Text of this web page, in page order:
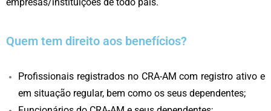
Quem tem direito aos benefícios?
Profissionais registrados no CRA-AM com registro ativo e
em situação regular, bem como os seus dependentes;